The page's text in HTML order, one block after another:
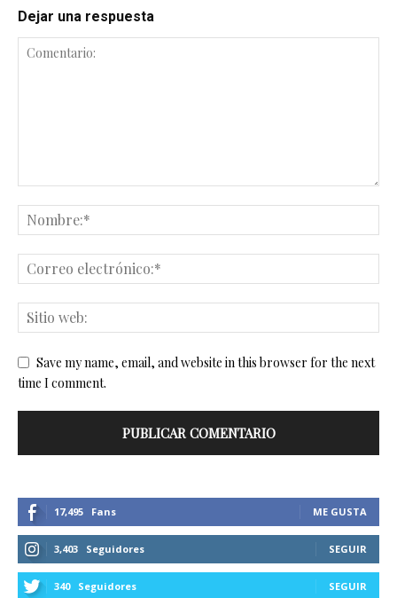
Dejar una respuesta
Save my name, email, and website in this browser for the next
time I comment.
17,495 Fans ME GUSTA
3,403 Seguidores SEGUIR
340 Seguidores SEGUIR